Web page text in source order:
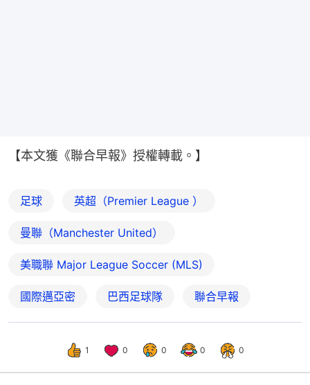
【本文獲《聯合早報》授權轉載。】
足球 英超（Premier League ）
曼聯（Manchester United）
美職聯 Major League Soccer (MLS)
國際邁亞密 巴西足球隊 聯合早報
1 0 0 0 0